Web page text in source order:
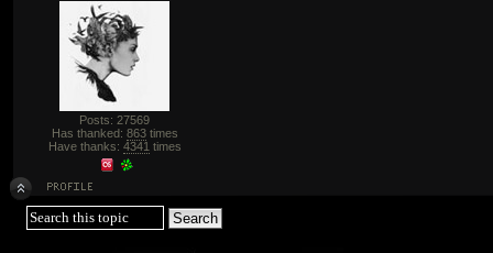
Posts: 27569
Has thanked: 863times
Have thanks: 4341 times